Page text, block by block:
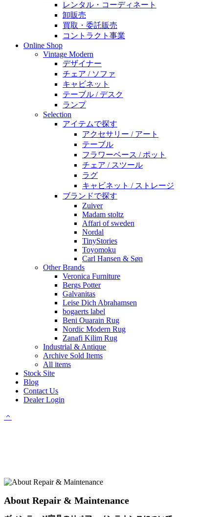
レンタル・コーディネート
卸販売
買取・委託販売
コントラクト事業
Online Shop
Vintage Modern
デザイナー
チェア / ソファ
キャビネット
テーブル / デスク
ランプ
Selection
アイテムで探す
アクセサリー / アート
テーブル
フラワーベース / ポット
チェア / スツール
ラグ
キャビネット / ストレージ
ブランドで探す
Zuiver
Madam stoltz
Affari of sweden
Nordal
TinyStories
Toyomoku
Carl Hansen & Søn
Other Brands
Veronica Furniture
Bergs Potter
Galvanitas
Leise Dich Abrahamsen
bogaerts label
Beni Ouarain Rug
Nordic Modern Rug
Zanafi Kilim Rug
Industrial & Antique
Archive Sold Items
All items
Stock Site
Blog
Contact Us
Dealer Login
About Repair & Maintenance